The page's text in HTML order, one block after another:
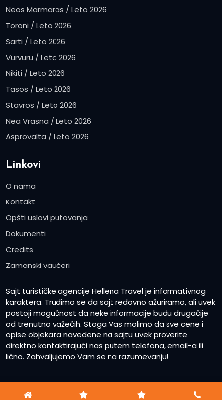
Neos Marmaras / Leto 2026
Toroni / Leto 2026
Sarti / Leto 2026
Vurvuru / Leto 2026
Nikiti / Leto 2026
Tasos / Leto 2026
Stavros / Leto 2026
Nea Vrasna / Leto 2026
Asprovalta / Leto 2026
Linkovi
O nama
Kontakt
Opšti uslovi putovanja
Dokumenti
Credits
Zamanski vaučeri
Sajt turističke agencije Hellena Travel je informativnog
karaktera. Trudimo se da sajt redovno ažuriramo, ali uvek
postoji mogućnost da neke informacije budu drugačije
od trenutno važećih. Stoga Vas molimo da sve cene i
opise objekata navedene na sajtu uvek proverite
direktno kontaktirajući nas putem telefona, email-a ili
lično. Zahvaljujemo Vam se na razumevanju!